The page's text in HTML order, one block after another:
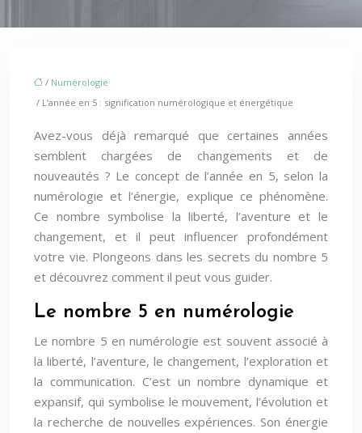
/ Numérologie
/ L’année en 5 : signification numérologique et énergétique
Avez-vous déjà remarqué que certaines années
semblent chargées de changements et de
nouveautés ? Le concept de l’année en 5, selon la
numérologie et l’énergie, explique ce phénomène.
Ce nombre symbolise la liberté, l’aventure et le
changement, et il peut influencer profondément
votre vie. Plongeons dans les secrets du nombre 5
et découvrez comment il peut vous guider.
Le nombre 5 en numérologie
Le nombre 5 en numérologie est souvent associé à
la liberté, l’aventure, le changement, l’exploration et
la communication. C’est un nombre dynamique et
expansif, qui symbolise le mouvement, l’évolution et
la recherche de nouvelles expériences. Son énergie